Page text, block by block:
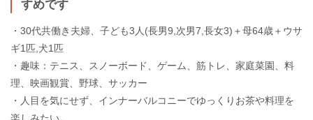
すめです
・30代共働き夫婦、子ども3人(長男9,次男7,長女3)＋母64歳＋ウサ
ギ1匹,犬1匹
・趣味：テニス、スノーボード、ゲーム、筋トレ、家庭菜園、料
理、映画観賞、野球、サッカー
・人目を気にせず、インナーバルコニーでゆっくりお茶や料理を